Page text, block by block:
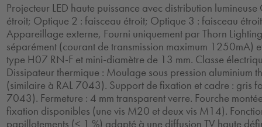
Projecteur LED haute puissance avec distribution
étroit; Optique 2 : faisceau étroit; Optique 3 : faisceau
Appareillage externe, Fourni uniquement par Thorn
séparément (courant de transmission maximum 1250mA)
type H07 RN-F et mini-diamètre de 13 mm. Classe
Dissipateur thermique : Moulage sous pression aluminium
(similaire à RAL 7043). Support de fixation et cadre : gris
7043). Fermeture : 4 mm transparent verre. Fourche
fixation disponibles (une vis M20 et deux vis M14).
papillotements (< 1 %) adapté à une diffusion TV haute